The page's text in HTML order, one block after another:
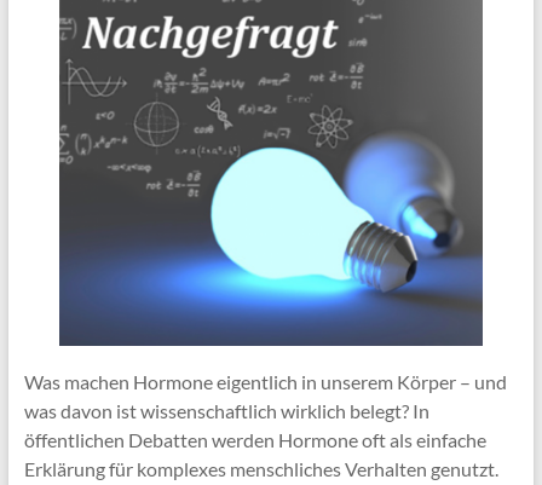
Was machen Hormone eigentlich in unserem Körper – und
was davon ist wissenschaftlich wirklich belegt? In
öffentlichen Debatten werden Hormone oft als einfache
Erklärung für komplexes menschliches Verhalten genutzt.